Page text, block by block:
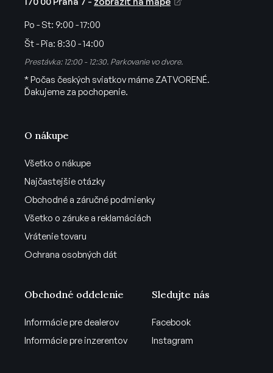
s
O nákupe
Všetko o nákupe
Najčastejšie otázky
Obchodné a záručné podmienky
Všetko o záruke a reklamáciách
Vrátenie tovaru
Ochrana osobných dát
Po - St: 9:00 - 17:00
Št - Pia: 8:30 - 14:00
Prestávka: 12:00 - 12:30. Parkovanie vo dvore.
* Počas českých sviatkov máme ZATVORENÉ.
Ďakujeme za pochopenie.
Obchodné oddelenie
Informácie pre dealerov
Informácie pre inzerentov
Sledujte nás
Facebook
Instagram